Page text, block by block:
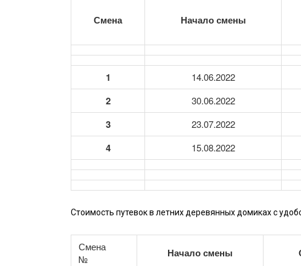
Смена Начало смены
1 14.06.2022
2 30.06.2022
3 23.07.2022
4 15.08.2022
Стоимость путевок в летних деревянных домиках с
Смена
№
Начало смены